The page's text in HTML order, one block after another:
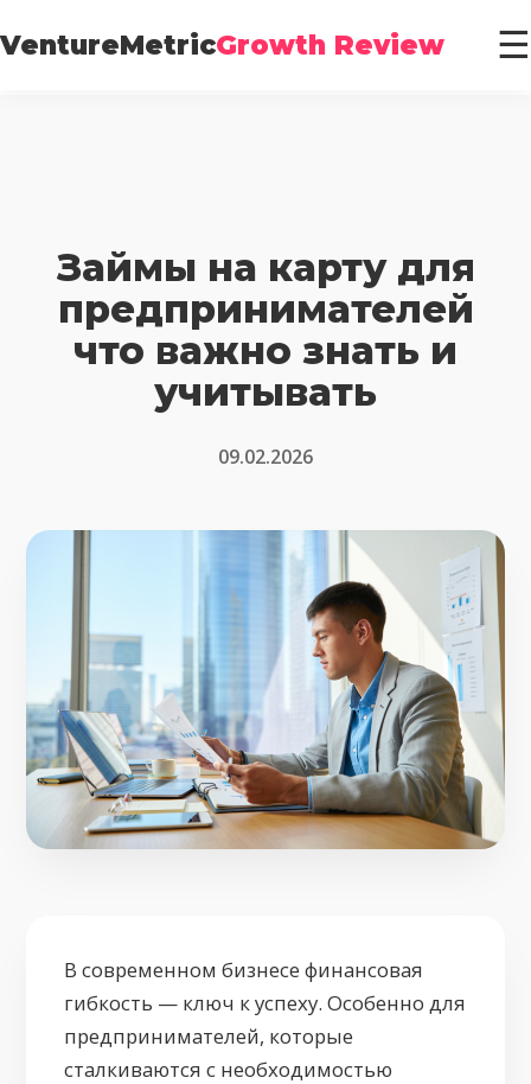
VentureMetricGrowth Review ☰
Займы на карту для
предпринимателей
что важно знать и
учитывать
09.02.2026
В современном бизнесе финансовая
гибкость — ключ к успеху. Особенно для
предпринимателей, которые
сталкиваются с необходимостью